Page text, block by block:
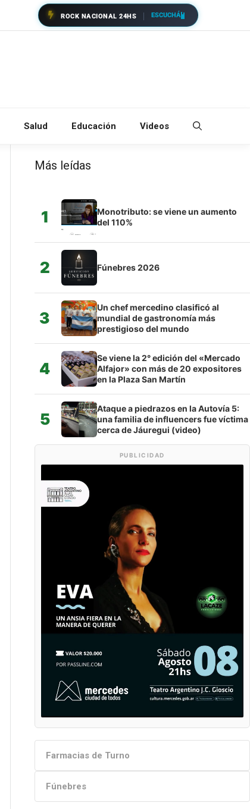
ROCK NACIONAL 24HS ESCUCHÁ
Salud Educación Videos
Más leídas
1
Monotributo: se viene un aumento
del 110%
2 Fúnebres 2026
3
Un chef mercedino clasificó al
mundial de gastronomía más
prestigioso del mundo
4
Se viene la 2° edición del «Mercado
Alfajor» con más de 20 expositores
en la Plaza San Martín
5
Ataque a piedrazos en la Autovía 5:
una familia de influencers fue víctima
cerca de Jáuregui (video)
PUBLICIDAD
Farmacias de Turno
Fúnebres